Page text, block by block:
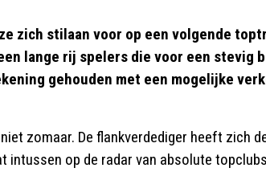
zich stilaan voor op een volgende
lange rij spelers die voor een stevig
gehouden met een mogelijke
zomaar. De flankverdediger heeft zich
intussen op de radar van absolute